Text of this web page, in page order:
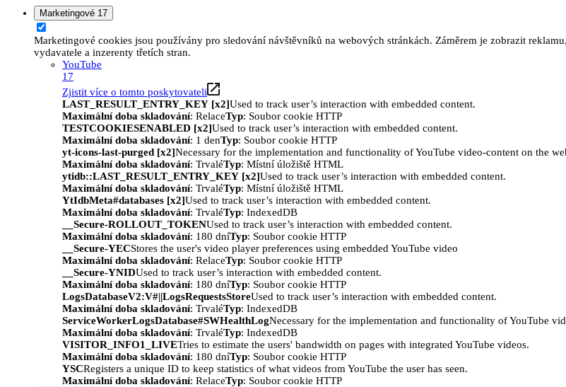
Marketingové 17
Marketingové cookies jsou používány pro sledování návštěvníků na webových stránkách. Záměrem je zobrazit
vydavatele a inzerenty třetích stran.
YouTube
17
Zjistit více o tomto poskytovateli
LAST_RESULT_ENTRY_KEY [x2]Used to track user’s interaction with embedded content.
Maximální doba skladování: RelaceTyp: Soubor cookie HTTP
TESTCOOKIESENABLED [x2]Used to track user’s interaction with embedded content.
Maximální doba skladování: 1 denTyp: Soubor cookie HTTP
yt-icons-last-purged [x2]Necessary for the implementation and functionality of YouTube video-content on the
Maximální doba skladování: TrvaléTyp: Místní úložiště HTML
ytidb::LAST_RESULT_ENTRY_KEY [x2]Used to track user’s interaction with embedded content.
Maximální doba skladování: TrvaléTyp: Místní úložiště HTML
YtIdbMeta#databases [x2]Used to track user’s interaction with embedded content.
Maximální doba skladování: TrvaléTyp: IndexedDB
__Secure-ROLLOUT_TOKENUsed to track user’s interaction with embedded content.
Maximální doba skladování: 180 dníTyp: Soubor cookie HTTP
__Secure-YECStores the user's video player preferences using embedded YouTube video
Maximální doba skladování: RelaceTyp: Soubor cookie HTTP
__Secure-YNIDUsed to track user’s interaction with embedded content.
Maximální doba skladování: 180 dníTyp: Soubor cookie HTTP
LogsDatabaseV2:V#||LogsRequestsStoreUsed to track user’s interaction with embedded content.
Maximální doba skladování: TrvaléTyp: IndexedDB
ServiceWorkerLogsDatabase#SWHealthLogNecessary for the implementation and functionality of YouTube
Maximální doba skladování: TrvaléTyp: IndexedDB
VISITOR_INFO1_LIVETries to estimate the users' bandwidth on pages with integrated YouTube videos.
Maximální doba skladování: 180 dníTyp: Soubor cookie HTTP
YSCRegisters a unique ID to keep statistics of what videos from YouTube the user has seen.
Maximální doba skladování: RelaceTyp: Soubor cookie HTTP